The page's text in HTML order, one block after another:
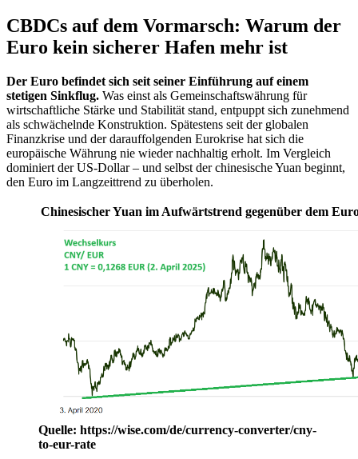
CBDCs auf dem Vormarsch: Warum der
Euro kein sicherer Hafen mehr ist
Der Euro befindet sich seit seiner Einführung auf einem
stetigen Sinkflug. Was einst als Gemeinschaftswährung für
wirtschaftliche Stärke und Stabilität stand, entpuppt sich zunehmend
als schwächelnde Konstruktion. Spätestens seit der globalen
Finanzkrise und der darauffolgenden Eurokrise hat sich die
europäische Währung nie wieder nachhaltig erholt. Im Vergleich
dominiert der US-Dollar – und selbst der chinesische Yuan beginnt,
den Euro im Langzeittrend zu überholen.
Chinesischer Yuan im Aufwärtstrend gegenüber dem
Quelle: https://wise.com/de/currency-converter/cny-
to-eur-rate